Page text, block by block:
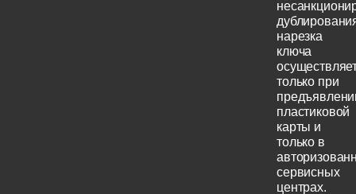
нарезка
ключа
только при
пластиковой
карты и
только в
сервисных
центрах.